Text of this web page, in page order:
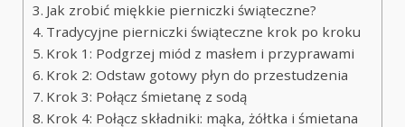
Jak zrobić miękkie pierniczki świąteczne?
Tradycyjne pierniczki świąteczne krok po kroku
Krok 1: Podgrzej miód z masłem i przyprawami
Krok 2: Odstaw gotowy płyn do przestudzenia
Krok 3: Połącz śmietanę z sodą
Krok 4: Połącz składniki: mąka, żółtka i śmietana